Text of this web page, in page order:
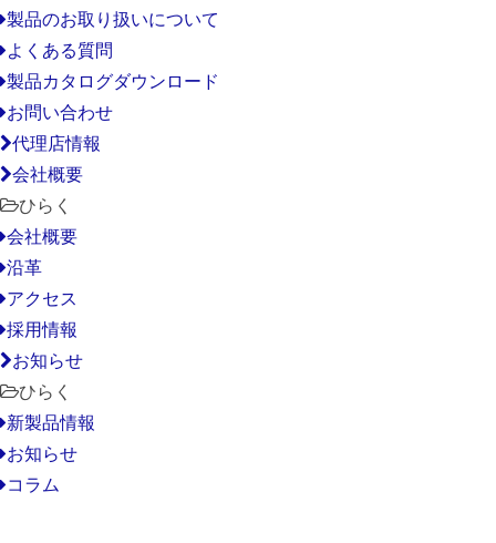
製品のお取り扱いについて
よくある質問
製品カタログダウンロード
お問い合わせ
代理店情報
会社概要
ひらく
会社概要
沿革
アクセス
採用情報
お知らせ
ひらく
新製品情報
お知らせ
コラム